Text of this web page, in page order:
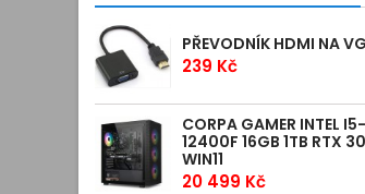
PŘEVODNÍK HDMI NA
239 Kč
CORPA GAMER INTEL I5-
12400F 16GB 1TB RTX
WIN11
20 499 Kč